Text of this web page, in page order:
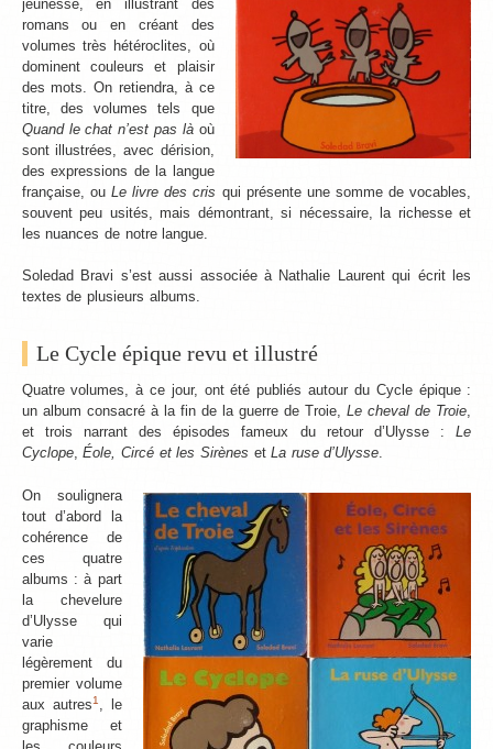
jeunesse, en illustrant des
romans ou en créant des
volumes très hétéroclites, où
dominent couleurs et plaisir
des mots. On retiendra, à ce
titre, des volumes tels que
Quand le chat n’est pas làoù
sont illustrées, avec dérision,
des expressions de la langue
française, ouLe livre des cris qui présente une somme de vocables,
souvent peu usités, mais démontrant, si nécessaire, la richesse et
les nuances de notre langue.
Soledad Bravi s’est aussi associée à Nathalie Laurent qui écrit les
textes de plusieurs albums.
Le Cycle épique revu et illustré
Quatre volumes, à ce jour, ont été publiés autour du Cycle épique :
un album consacré à la fin de la guerre de Troie,Le cheval de Troie,
et trois narrant des épisodes fameux du retour d’Ulysse :Le
Cyclope,Éole, Circé et les Sirènes etLa ruse d’Ulysse.
On soulignera
tout d’abord la
cohérence de
ces quatre
albums : à part
la chevelure
d’Ulysse qui
varie
légèrement du
premier volume
aux autres1, le
graphisme et